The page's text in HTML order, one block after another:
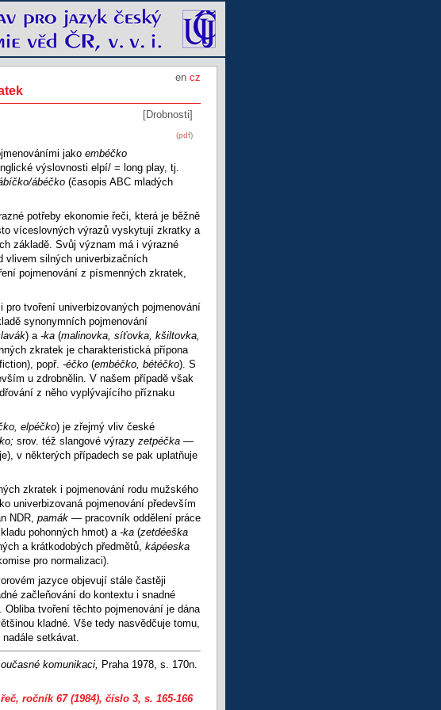
en cz
[Drobnosti]
(pdf)
jako embéčko
výslovnosti elpí/ = long play, tj.
ábéčko (časopis ABC mladých
potřeby ekonomie řeči, která je běžně
víceslovných výrazů vyskytují zkratky a
základě. Svůj význam má i výrazné
vlivem silných univerbizačních
pojmenování z písmenných zkratek,
tvoření univerbizovaných pojmenování
synonymních pojmenování
) a -ka (malinovka, síťovka, kšiltovka,
zkratek je charakteristická přípona
popř. -éčko (embéčko, bétéčko). S
u zdrobnělin. V našem případě však
z něho vyplývajícího příznaku
elpéčko) je zřejmý vliv české
srov. též slangové výrazy zetpéčka —
v některých případech se pak uplatňuje
zkratek i pojmenování rodu mužského
univerbizovaná pojmenování především
NDR, pamák — pracovník oddělení práce
pohonných hmot) a -ka (zetdéeška
a krátkodobých předmětů, kápéeska
pro normalizaci).
jazyce objevují stále častěji
začleňování do kontextu i snadné
tvoření těchto pojmenování je dána
kladné. Vše tedy nasvědčuje tomu,
setkávat.
komunikaci, Praha 1978, s. 170n.
ročník 67 (1984), číslo 3, s. 165-166